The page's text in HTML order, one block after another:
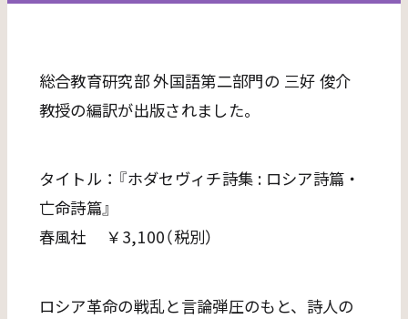
総合教育研究部 外国語第二部門の 三好 俊介
教授の編訳が出版されました。
タイトル：『ホダセヴィチ詩集 : ロシア詩篇・
亡命詩篇』
春風社 ￥3,100（税別）
ロシア革命の戦乱と言論弾圧のもと、詩人の